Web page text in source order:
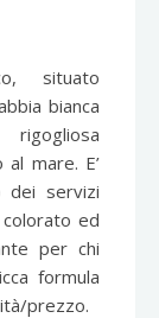
situato
bianca
mare. E’
dei servizi
ed
per chi
formula
prezzo.